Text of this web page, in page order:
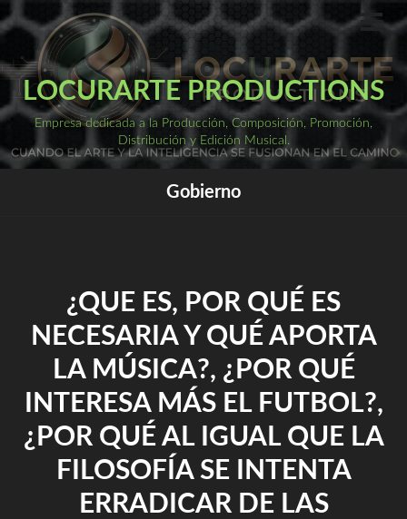
al
contenido
LOCURARTE PRODUCTIONS
Empresa dedicada a la Producción, Composición, Promoción,
Distribución y Edición Musical.
Gobierno
¿QUE ES, POR QUÉ ES
NECESARIA Y QUÉ APORTA
LA MÚSICA?, ¿POR QUÉ
INTERESA MÁS EL FUTBOL?,
¿POR QUÉ AL IGUAL QUE LA
FILOSOFÍA SE INTENTA
ERRADICAR DE LAS